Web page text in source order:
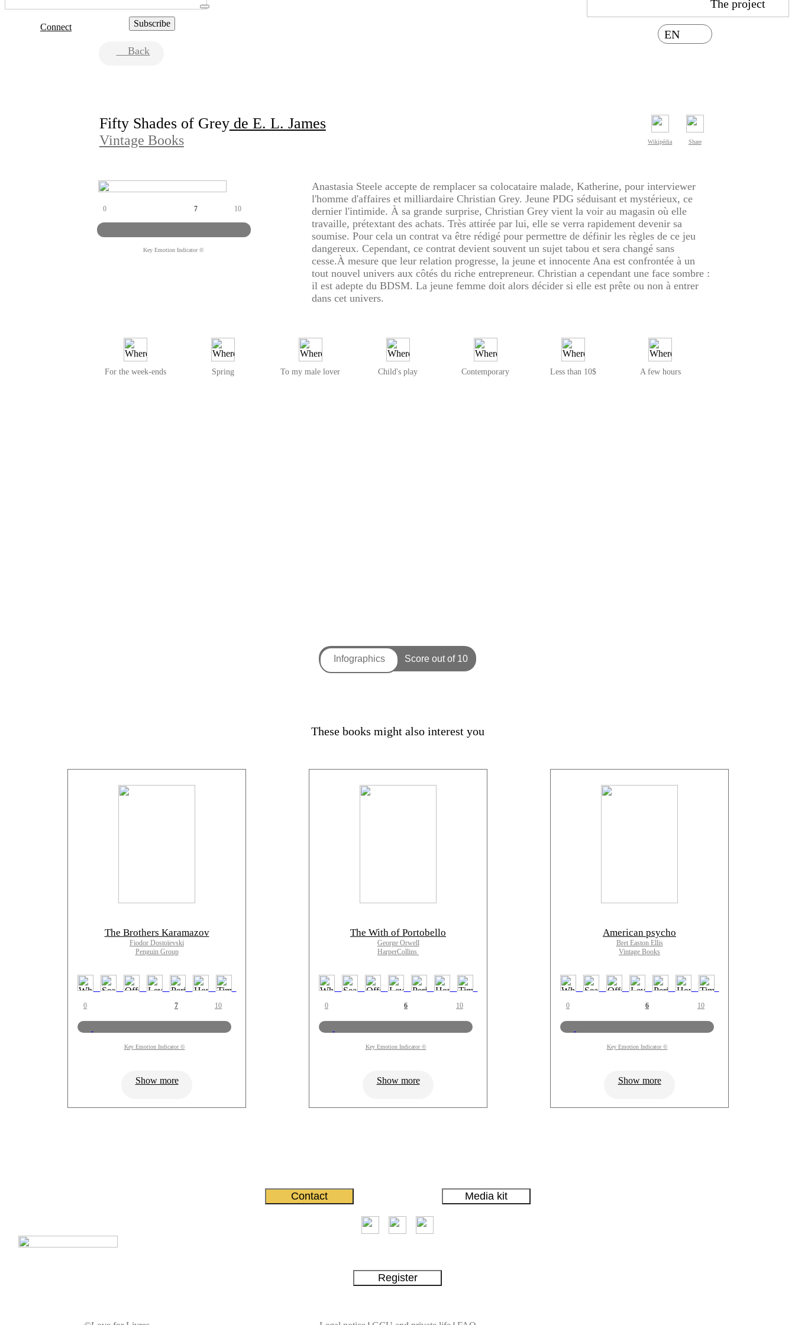
Connect
EN
The project
Back
Fifty Shades of Greyde E. L. James
Vintage Books Wikipédia Share
0 7 10
Key Emotion Indicator ©
Anastasia Steele accepte de remplacer sa colocataire malade, Katherine, pour interviewer
l'homme d'affaires et milliardaire Christian Grey. Jeune PDG séduisant et mystérieux, ce
dernier l'intimide. À sa grande surprise, Christian Grey vient la voir au magasin où elle
travaille, prétextant des achats. Très attirée par lui, elle se verra rapidement devenir sa
soumise. Pour cela un contrat va être rédigé pour permettre de définir les règles de ce jeu
dangereux. Cependant, ce contrat devient souvent un sujet tabou et sera changé sans
cesse.À mesure que leur relation progresse, la jeune et innocente Ana est confrontée à un
tout nouvel univers aux côtés du riche entrepreneur. Christian a cependant une face sombre :
il est adepte du BDSM. La jeune femme doit alors décider si elle est prête ou non à entrer
dans cet univers.
For the week-ends Spring To my male lover Child's play Contemporary Less than 10$ A few hours
These books might also interest you
The Brothers Karamazov
Fiodor Dostoïevski
Penguin Group
0 7 10
Key Emotion Indicator ©
Show more
The With of Portobello
George Orwell
HarperCollins
0 6 10
Key Emotion Indicator ©
Show more
American psycho
Bret Easton Ellis
Vintage Books
0 6 10
Key Emotion Indicator ©
Show more